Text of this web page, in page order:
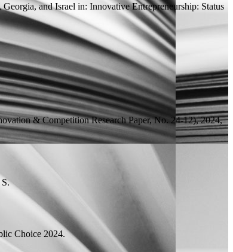
and Israel in: Innovative Entrepreneurship: Status
& Competition Research Paper, No. 24-12), 2024,
S.
Choice 2024.